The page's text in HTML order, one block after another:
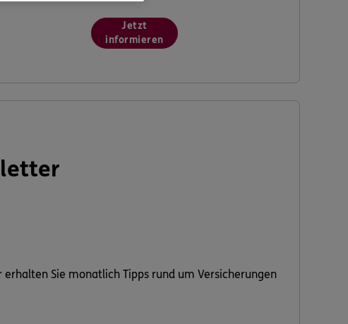
Jetzt
informieren
Sie monatlich Tipps rund um Versicherungen